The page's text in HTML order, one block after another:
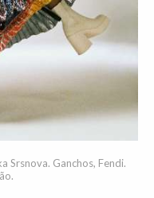
Srsnova. Ganchos, Fendi.